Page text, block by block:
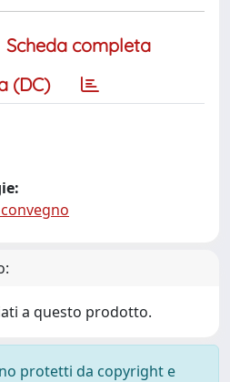
Scheda completa
(DC)
a questo prodotto.
protetti da copyright e